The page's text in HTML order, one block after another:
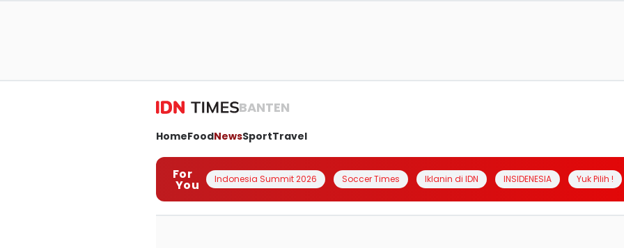
BANTEN
HomeFoodNewsSportTravel
For
You Indonesia Summit 2026 Soccer Times Iklanin di IDN INSIDENESIA Yuk Pilih !